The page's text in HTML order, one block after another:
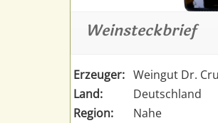
Weinsteckbrief
Erzeuger: Weingut Dr.
Land:
Deutschland
Region:
Nahe